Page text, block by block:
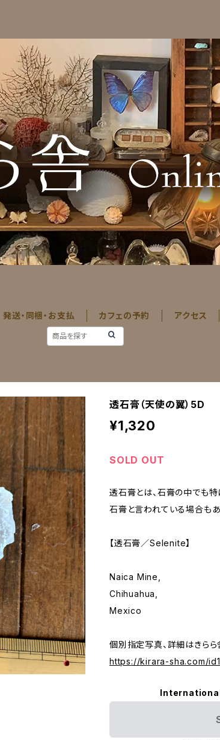
発送・同梱・お支払 カフェの予約 アクセス
透石膏（天使の翼）5D
¥1,320
SOLD OUT
透石膏とは、石膏の中でも
石膏と言われている場合もあ
【透石膏／Selenite】
Naica Mine,
Chihuahua,
Mexico
個別指定写真、詳細はきらら
https://kirara-sha.com/